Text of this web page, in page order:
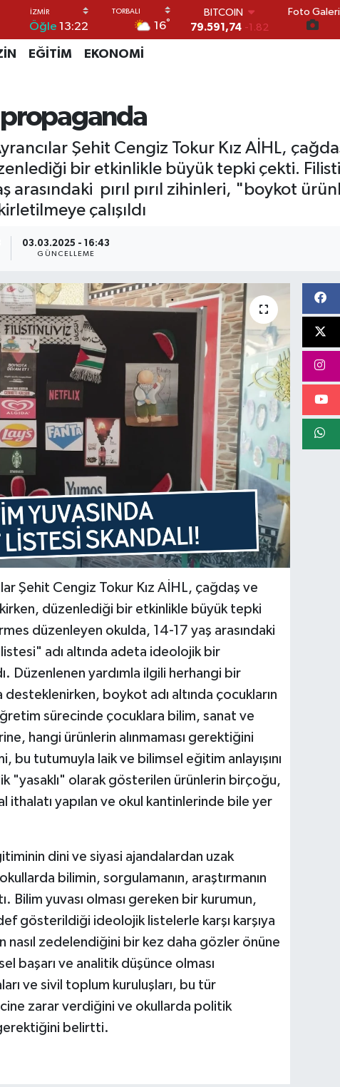
Öğle 13:22 16°
DOLAR
45,43620 0.02
EURO
14.598,00 0
BITCOIN
79.591,74 -1.82
Foto Galeri
EĞİTİM EKONOMİ
propaganda
Şehit Cengiz Tokur Kız AİHL,
bir etkinlikle büyük tepki çekti.
arasındaki pırıl pırıl zihinleri, "boykot
çalışıldı
03.03.2025 - 16:43
GÜNCELLEME
Şehit Cengiz Tokur Kız AİHL, çağdaş ve
düzenlediği bir etkinlikle büyük tepki
düzenleyen okulda, 14-17 yaş arasındaki
adı altında adeta ideolojik bir
Düzenlenen yardımla ilgili herhangi bir
boykot adı altında çocukların
sürecinde çocuklara bilim, sanat ve
hangi ürünlerin alınmaması gerektiğini
bu tutumuyla laik ve bilimsel eğitim anlayışını
"yasaklı" olarak gösterilen ürünlerin birçoğu,
ithalatı yapılan ve okul kantinlerinde bile yer
dini ve siyasi ajandalardan uzak
bilimin, sorgulamanın, araştırmanın
Bilim yuvası olması gereken bir kurumun,
gösterildiği ideolojik listelerle karşı karşıya
nasıl zedelendiğini bir kez daha gözler önüne
başarı ve analitik düşünce olması
ve sivil toplum kuruluşları, bu tür
zarar verdiğini ve okullarda politik
belirtti.